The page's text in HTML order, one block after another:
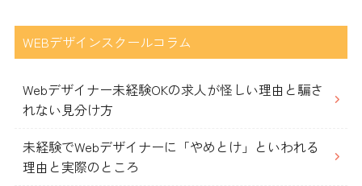
WEBデザインスクールコラム
Webデザイナー未経験OKの求人が怪しい理由と騙さ
れない見分け方
未経験でWebデザイナーに「やめとけ」といわれる
理由と実際のところ